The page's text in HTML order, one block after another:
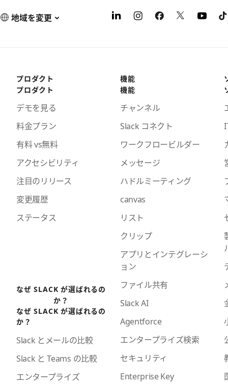
地域を変更
プロダクト
プロダクト
デモを見る
料金プラン
有料 vs無料
アクセシビリティ
注目のリリース
変更履歴
ステータス
なぜ SLACK が選ばれるの
か？
なぜ SLACK が選ばれるの
か？
Slack とメールの比較
Slack と Teams の比較
エンタープライズ
機能
機能
チャンネル
Slack コネクト
ワークフロービルダー
メッセージ
ハドルミーティング
canvas
リスト
クリップ
アプリとインテグレーシ
ョン
ファイル共有
Slack AI
Agentforce
エンタープライズ検索
セキュリティ
Enterprise Key